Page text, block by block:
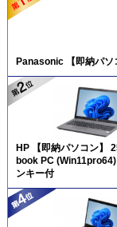
Panasonic 【即納パ
HP 【即納パソコン】
book PC
ンキー付